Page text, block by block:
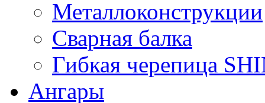
Металлоконструкции
Сварная балка
Гибкая черепица
Ангары